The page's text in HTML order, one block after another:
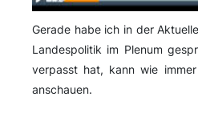
Gerade habe ich in der
Landespolitik im Plenum
verpasst hat, kann wie immer
anschauen.